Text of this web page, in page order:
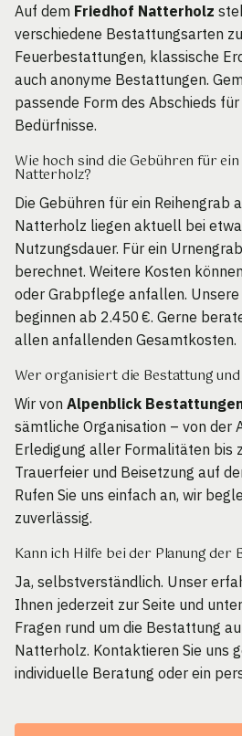
Auf dem Friedhof Natterholz
verschiedene Bestattungsarten
Feuerbestattungen, klassische
auch anonyme Bestattungen.
passende Form des Abschieds
Bedürfnisse.
Wie hoch sind die Gebühren für
Natterholz?
Die Gebühren für ein Reihengrab
Natterholz liegen aktuell bei etwa
Nutzungsdauer. Für ein
berechnet. Weitere Kosten
oder Grabpflege anfallen.
beginnen ab 2.450 €. Gerne
allen anfallenden Gesamtkosten.
Wer organisiert die Bestattung
Wir von Alpenblick
sämtliche Organisation – von der
Erledigung aller Formalitäten bis
Trauerfeier und Beisetzung auf
Rufen Sie uns einfach an, wir
zuverlässig.
Kann ich Hilfe bei der Planung der
Ja, selbstverständlich. Unser
Ihnen jederzeit zur Seite und
Fragen rund um die Bestattung
Natterholz. Kontaktieren Sie uns
individuelle Beratung oder ein